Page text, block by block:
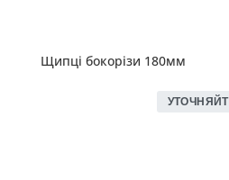
Щипці бокорізи 180мм